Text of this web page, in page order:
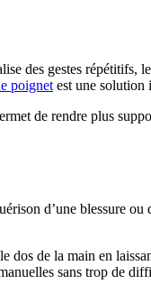
des gestes répétitifs,
poignet est une solution
de rendre plus
d’une blessure
dos de la main en
sans trop de